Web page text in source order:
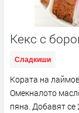
Кекс с
Сладкиши
Кората на
Омекналото
пяна. Добавят се